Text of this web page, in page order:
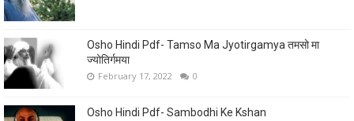
Osho Hindi Pdf- Tamso Ma Jyotirgamya तमसो मा
ज्योतिर्गमया
February 17, 2022 0
Osho Hindi Pdf- Sambodhi Ke Kshan